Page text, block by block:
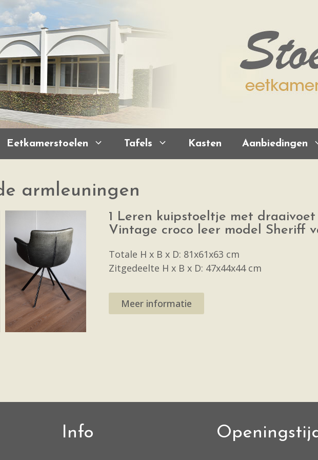
Eetkamerstoelen Tafels Kasten Aanbiedingen
armleuningen
1 Leren kuipstoeltje met
Vintage croco leer model Sheriff
Totale H x B x D: 81x61x63 cm
Zitgedeelte H x B x D: 47x44x44 cm
Meer informatie
Info